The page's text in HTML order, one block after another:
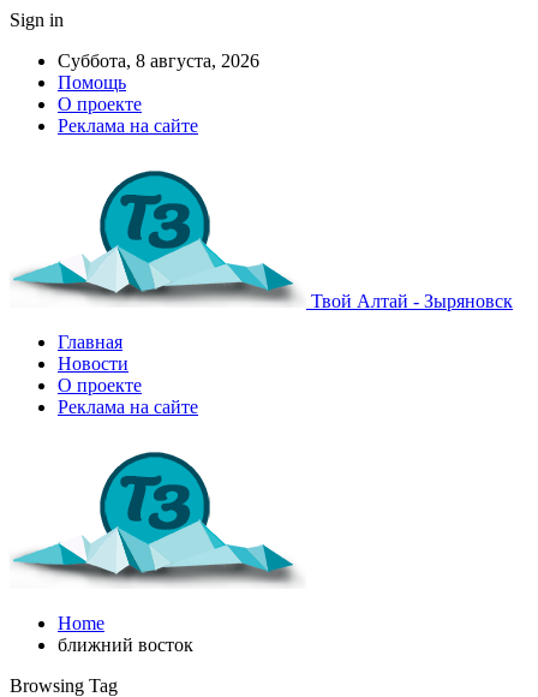
Sign in
Суббота, 8 августа, 2026
Помощь
О проекте
Реклама на сайте
Твой Алтай - Зыряновск
Главная
Новости
О проекте
Реклама на сайте
Home
ближний восток
Browsing Tag